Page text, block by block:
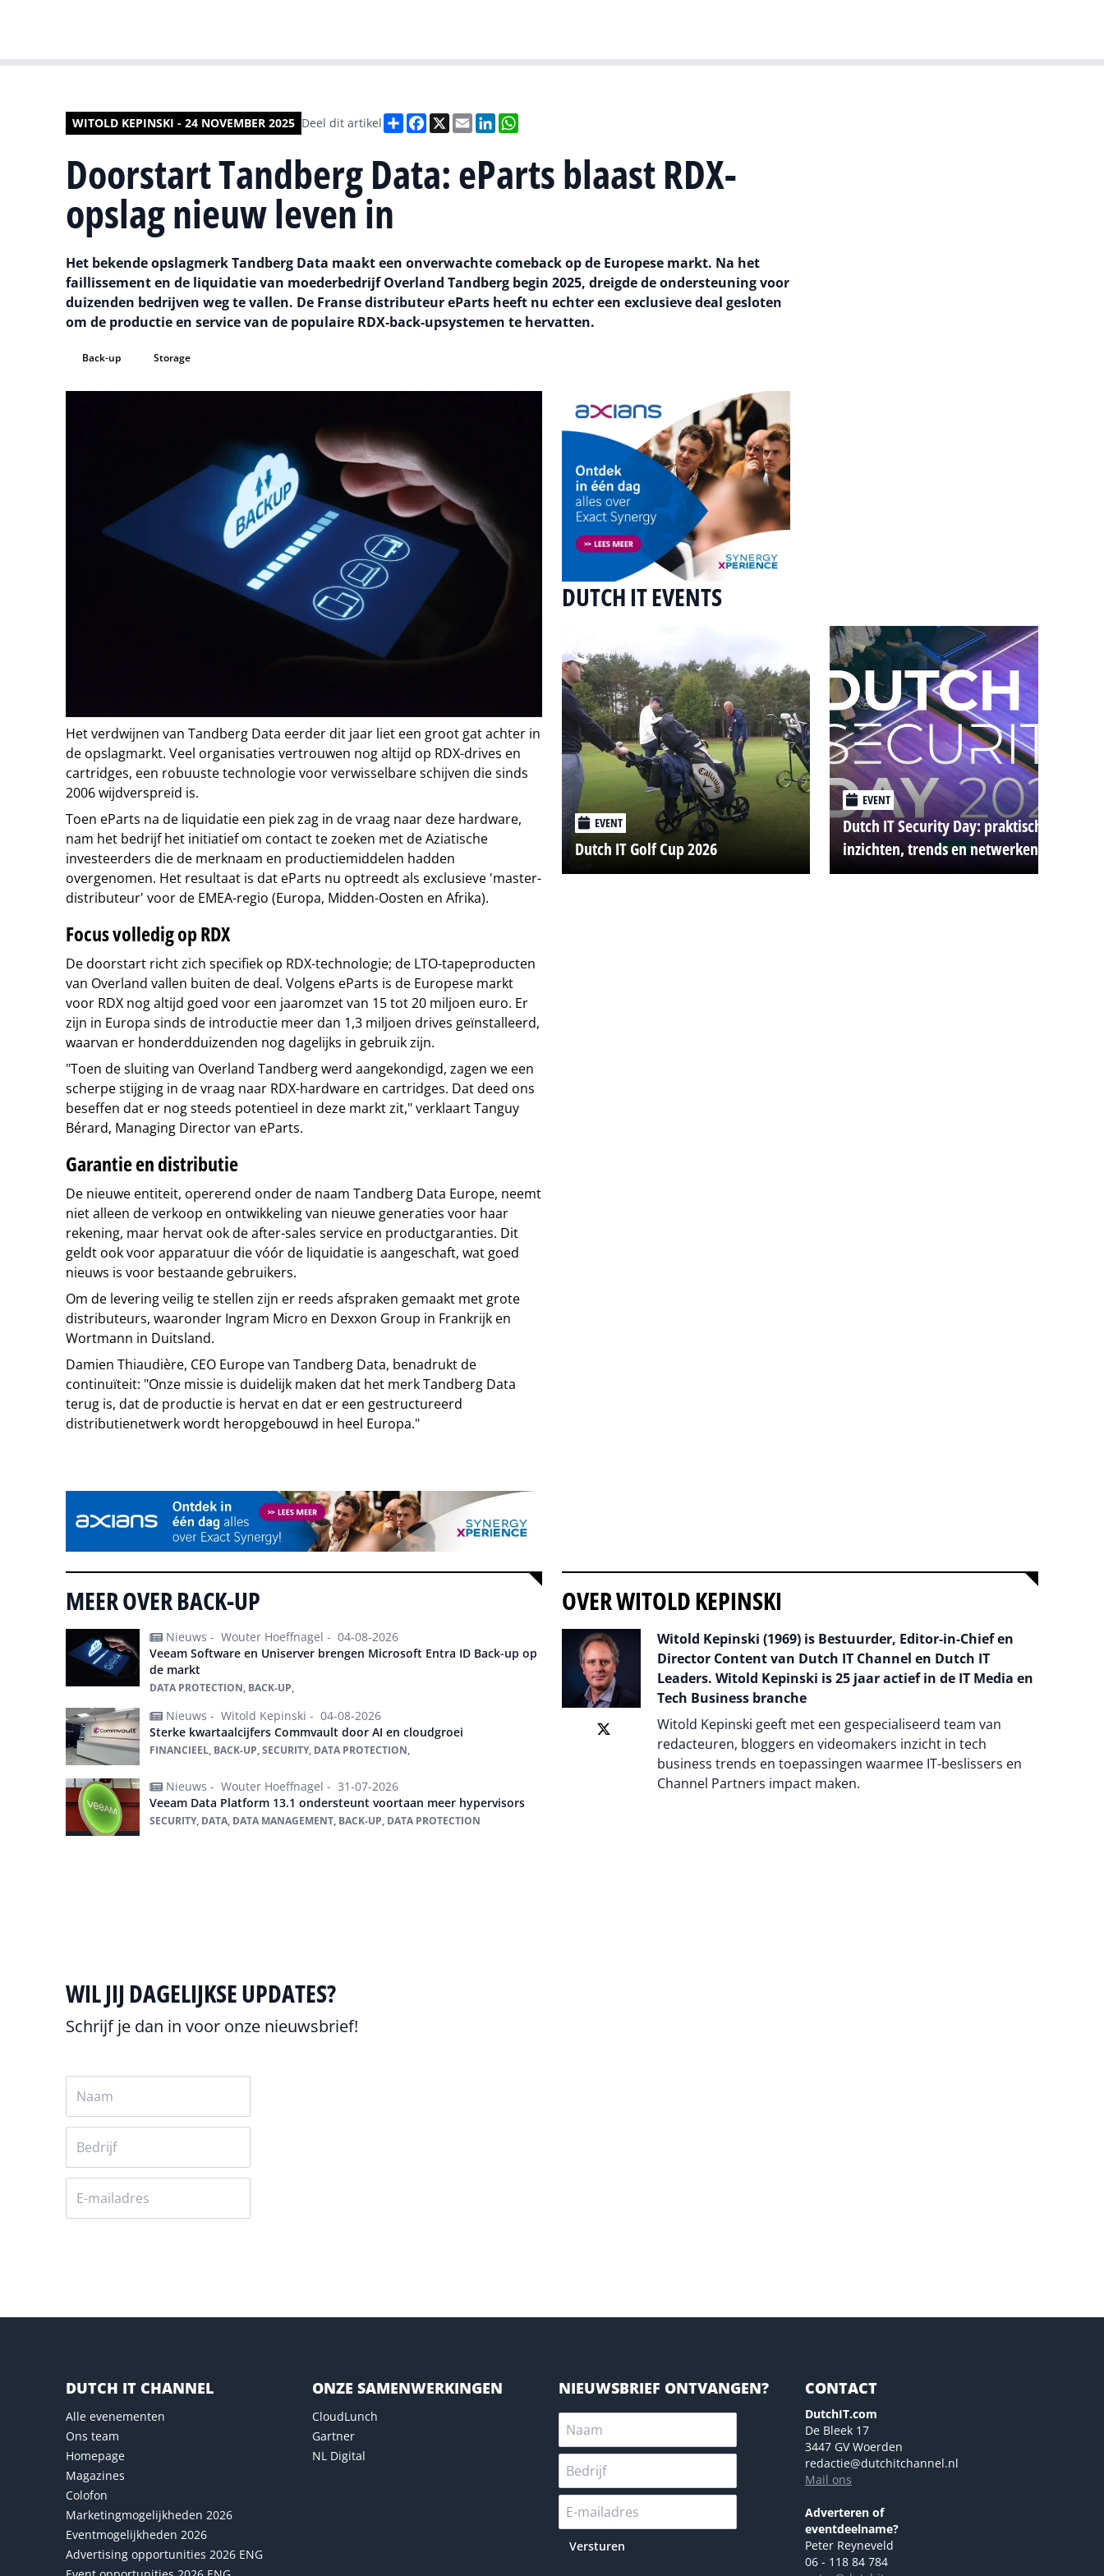
WITOLD KEPINSKI - 24 NOVEMBER 2025 Deel dit artikel DeelFacebook
X EmailLinkedIn
Doorstart Tandberg Data: eParts blaast RDX-
opslag nieuw leven in
Het bekende opslagmerk Tandberg Data maakt een onverwachte comeback op de Europese markt. Na het
faillissement en de liquidatie van moederbedrijf Overland Tandberg begin 2025, dreigde de ondersteuning voor
duizenden bedrijven weg te vallen. De Franse distributeur eParts heeft nu echter een exclusieve deal gesloten
om de productie en service van de populaire RDX-back-upsystemen te hervatten.
Back-up Storage
Het verdwijnen van Tandberg Data eerder dit jaar liet een groot gat achter in
de opslagmarkt. Veel organisaties vertrouwen nog altijd op RDX-drives en
cartridges, een robuuste technologie voor verwisselbare schijven die sinds
2006 wijdverspreid is.
Toen eParts na de liquidatie een piek zag in de vraag naar deze hardware,
nam het bedrijf het initiatief om contact te zoeken met de Aziatische
investeerders die de merknaam en productiemiddelen hadden
overgenomen. Het resultaat is dat eParts nu optreedt als exclusieve 'master-
distributeur' voor de EMEA-regio (Europa, Midden-Oosten en Afrika).
Focus volledig op RDX
De doorstart richt zich specifiek op RDX-technologie; de LTO-tapeproducten
van Overland vallen buiten de deal. Volgens eParts is de Europese markt
voor RDX nog altijd goed voor een jaaromzet van 15 tot 20 miljoen euro. Er
zijn in Europa sinds de introductie meer dan 1,3 miljoen drives geïnstalleerd,
waarvan er honderdduizenden nog dagelijks in gebruik zijn.
"Toen de sluiting van Overland Tandberg werd aangekondigd, zagen we een
scherpe stijging in de vraag naar RDX-hardware en cartridges. Dat deed ons
beseffen dat er nog steeds potentieel in deze markt zit," verklaart Tanguy
Bérard, Managing Director van eParts.
Garantie en distributie
De nieuwe entiteit, opererend onder de naam Tandberg Data Europe, neemt
niet alleen de verkoop en ontwikkeling van nieuwe generaties voor haar
rekening, maar hervat ook de after-sales service en productgaranties. Dit
geldt ook voor apparatuur die vóór de liquidatie is aangeschaft, wat goed
nieuws is voor bestaande gebruikers.
Om de levering veilig te stellen zijn er reeds afspraken gemaakt met grote
distributeurs, waaronder Ingram Micro en Dexxon Group in Frankrijk en
Wortmann in Duitsland.
Damien Thiaudière, CEO Europe van Tandberg Data, benadrukt de
continuïteit: "Onze missie is duidelijk maken dat het merk Tandberg Data
terug is, dat de productie is hervat en dat er een gestructureerd
distributienetwerk wordt heropgebouwd in heel Europa."
DUTCH IT EVENTS
EVENT
Dutch IT Golf Cup 2026
EVENT
Dutch IT Security Day: praktische
inzichten, trends en netwerken
MEER OVER BACK-UP
Nieuws - Wouter Hoeffnagel - 04-08-2026
Veeam Software en Uniserver brengen Microsoft Entra ID Back-up op
de markt
DATA PROTECTION, BACK-UP,
Nieuws - Witold Kepinski - 04-08-2026
Sterke kwartaalcijfers Commvault door AI en cloudgroei
FINANCIEEL, BACK-UP, SECURITY, DATA PROTECTION,
Nieuws - Wouter Hoeffnagel - 31-07-2026
Veeam Data Platform 13.1 ondersteunt voortaan meer hypervisors
SECURITY, DATA, DATA MANAGEMENT, BACK-UP, DATA PROTECTION
OVER WITOLD KEPINSKI
Witold Kepinski (1969) is Bestuurder, Editor-in-Chief en
Director Content van Dutch IT Channel en Dutch IT
Leaders. Witold Kepinski is 25 jaar actief in de IT Media en
Tech Business branche
Witold Kepinski geeft met een gespecialiseerd team van
redacteuren, bloggers en videomakers inzicht in tech
business trends en toepassingen waarmee IT-beslissers en
Channel Partners impact maken.
WIL JIJ DAGELIJKSE UPDATES?
Schrijf je dan in voor onze nieuwsbrief!
DUTCH IT CHANNEL
Alle evenementen
Ons team
Homepage
Magazines
Colofon
Marketingmogelijkheden 2026
Eventmogelijkheden 2026
Advertising opportunities 2026 ENG
ONZE SAMENWERKINGEN
CloudLunch
Gartner
NL Digital
NIEUWSBRIEF ONTVANGEN?
Versturen
CONTACT
DutchIT.com
De Bleek 17
3447 GV Woerden
redactie@dutchitchannel.nl
Mail ons
Adverteren of
eventdeelname?
Peter Reyneveld
06 - 118 84 784